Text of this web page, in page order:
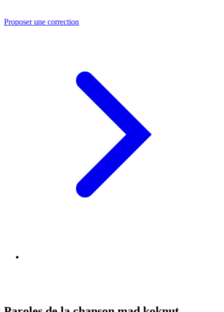
Proposer une correction